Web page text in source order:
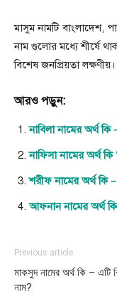
মাসুম নামটি বাংলাদেশ,
নাম গুলোর মধ্যে শীর্ষে
বিশেষ জনপ্রিয়তা লক্ষণীয়।
আরও পড়ুন:
নাবিলা নামের অর্থ
নাফিসা নামের অর্থ
শরীফ নামের অর্থ কি
আফনান নামের অর্থ
Previous article
মাকসুদ নামের অর্থ কি – এটি
নাম?